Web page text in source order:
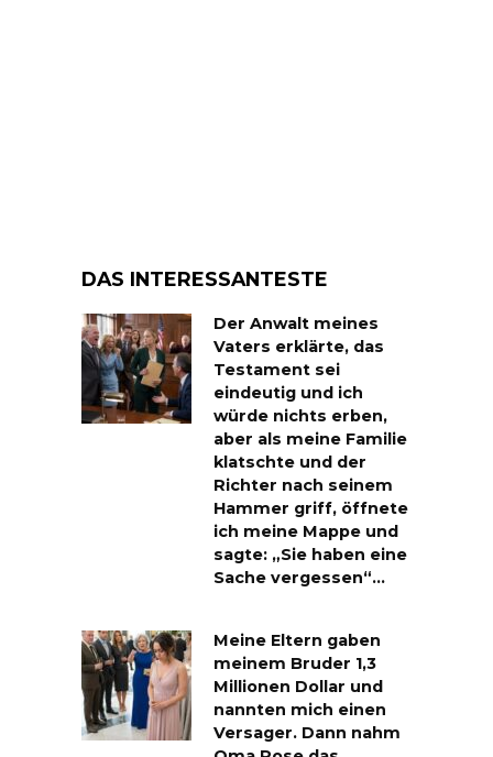
DAS INTERESSANTESTE
Der Anwalt meines
Vaters erklärte, das
Testament sei
eindeutig und ich
würde nichts erben,
aber als meine Familie
klatschte und der
Richter nach seinem
Hammer griff, öffnete
ich meine Mappe und
sagte: „Sie haben eine
Sache vergessen“…
Meine Eltern gaben
meinem Bruder 1,3
Millionen Dollar und
nannten mich einen
Versager. Dann nahm